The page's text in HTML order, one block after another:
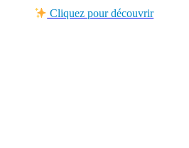
Cliquez pour découvrir